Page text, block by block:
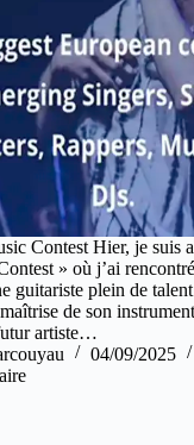
Contest Hier, je suis
» où j’ai
guitariste plein de
de son
artiste…
04/09/2025